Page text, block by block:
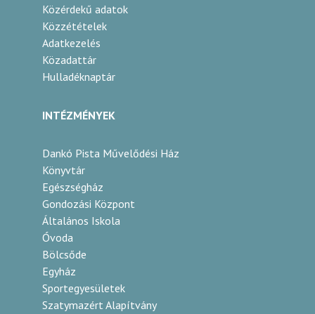
Közérdekű adatok
Közzétételek
Adatkezelés
Közadattár
Hulladéknaptár
INTÉZMÉNYEK
Dankó Pista Művelődési Ház
Könyvtár
Egészségház
Gondozási Központ
Általános Iskola
Óvoda
Bölcsőde
Egyház
Sportegyesületek
Szatymazért Alapítvány